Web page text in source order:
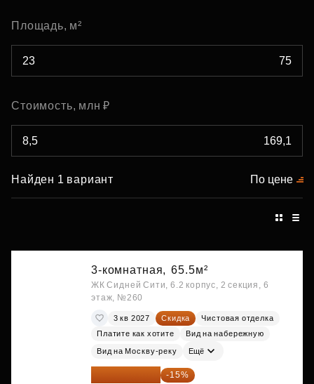
Площадь, м²
Стоимость, млн ₽
Найден 1 вариант По цене
3-комнатная, 65.5м²
ЖК Сидней Сити, 6.2 корпус, 2 секция, 6
этаж, №260
3 кв 2027 Скидка
Чистовая отделка
Платите как хотите
Вид на набережную
Вид на Москву-реку Ещё
49 400 428 ₽ -15%